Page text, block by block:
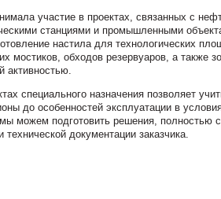
участие в проектах, связанных с
станциями и промышленными
настила для технологических
мостиков, обходов резервуаров, а также
активностью.
специального назначения позволяет
до особенностей эксплуатации в
можем подготовить решения, полностью
документации заказчика.